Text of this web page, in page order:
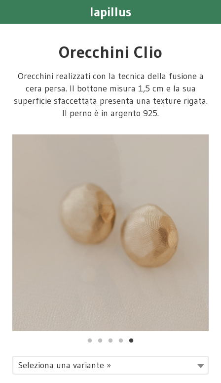
lapillus
Orecchini Clio
Orecchini realizzati con la tecnica della fusione a
cera persa. Il bottone misura 1,5 cm e la sua
superficie sfaccettata presenta una texture rigata.
Il perno è in argento 925.
Seleziona una variante »